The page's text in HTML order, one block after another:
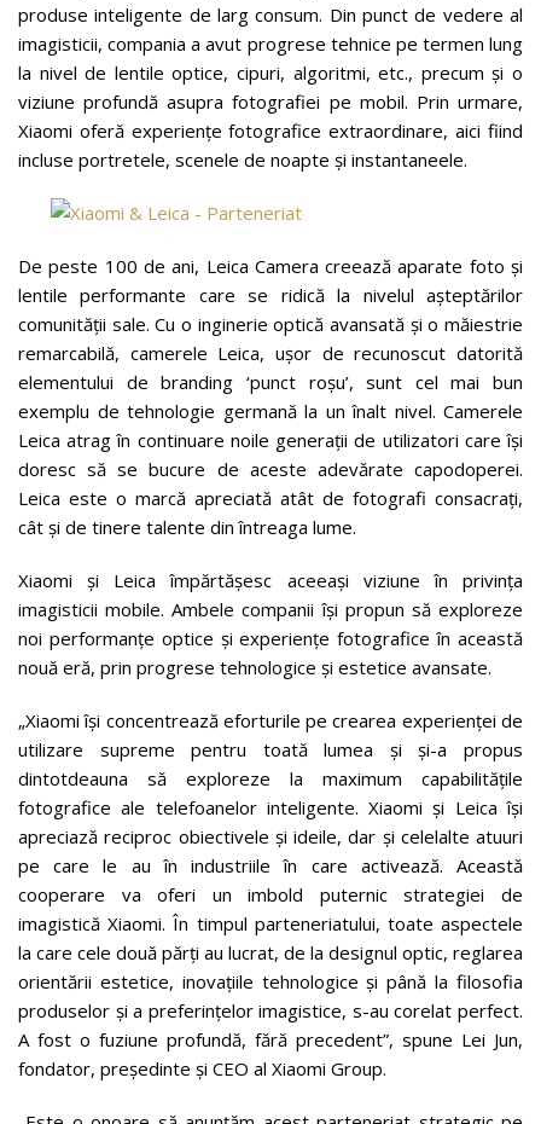
produse inteligente de larg consum. Din punct de vedere al
imagisticii, compania a avut progrese tehnice pe termen lung
la nivel de lentile optice, cipuri, algoritmi, etc., precum și o
viziune profundă asupra fotografiei pe mobil. Prin urmare,
Xiaomi oferă experiențe fotografice extraordinare, aici fiind
incluse portretele, scenele de noapte și instantaneele.
De peste 100 de ani, Leica Camera creează aparate foto și
lentile performante care se ridică la nivelul așteptărilor
comunității sale. Cu o inginerie optică avansată și o măiestrie
remarcabilă, camerele Leica, ușor de recunoscut datorită
elementului de branding ‘punct roșu’, sunt cel mai bun
exemplu de tehnologie germană la un înalt nivel. Camerele
Leica atrag în continuare noile generații de utilizatori care își
doresc să se bucure de aceste adevărate capodoperei.
Leica este o marcă apreciată atât de fotografi consacrați,
cât și de tinere talente din întreaga lume.
Xiaomi și Leica împărtășesc aceeași viziune în privința
imagisticii mobile. Ambele companii își propun să exploreze
noi performanțe optice și experiențe fotografice în această
nouă eră, prin progrese tehnologice și estetice avansate.
„Xiaomi își concentrează eforturile pe crearea experienței de
utilizare supreme pentru toată lumea și și-a propus
dintotdeauna să exploreze la maximum capabilitățile
fotografice ale telefoanelor inteligente. Xiaomi și Leica își
apreciază reciproc obiectivele și ideile, dar și celelalte atuuri
pe care le au în industriile în care activează. Această
cooperare va oferi un imbold puternic strategiei de
imagistică Xiaomi. În timpul parteneriatului, toate aspectele
la care cele două părți au lucrat, de la designul optic, reglarea
orientării estetice, inovațiile tehnologice și până la filosofia
produselor și a preferințelor imagistice, s-au corelat perfect.
A fost o fuziune profundă, fără precedent”, spune Lei Jun,
fondator, președinte și CEO al Xiaomi Group.